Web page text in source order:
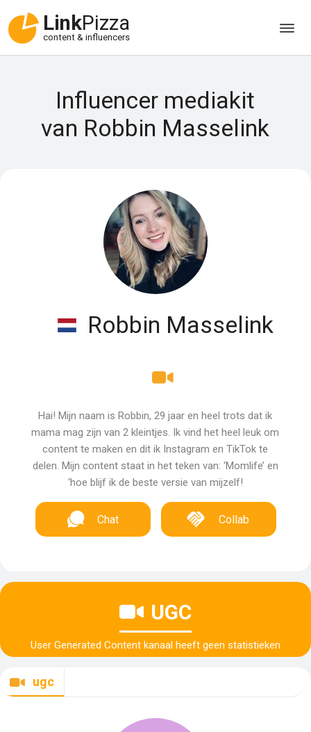
LinkPizza
content & influencers
Influencer mediakit
van Robbin Masselink
Robbin Masselink
Hai! Mijn naam is Robbin, 29 jaar en heel trots dat ik
mama mag zijn van 2 kleintjes. Ik vind het heel leuk om
content te maken en dit ik Instagram en TikTok te
delen. Mijn content staat in het teken van: ‘Momlife’ en
‘hoe blijf ik de beste versie van mijzelf!
Chat Collab
UGC
User Generated Content kanaal heeft geen statistieken
ugc